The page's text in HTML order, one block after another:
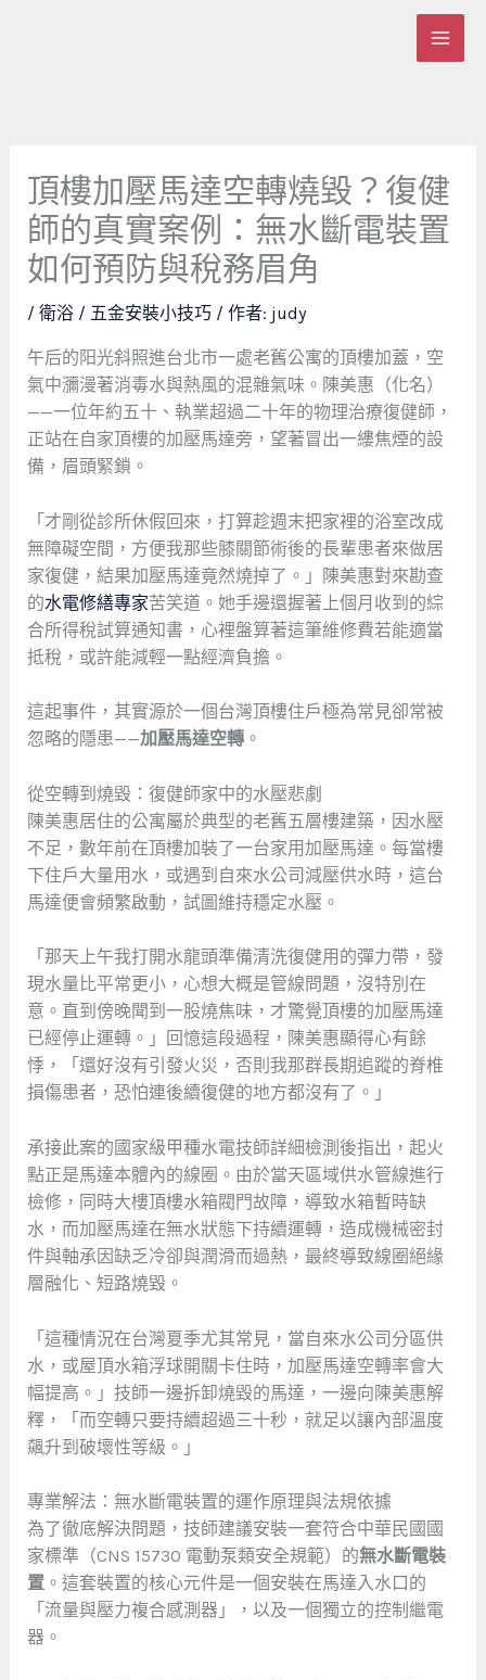
頂樓加壓馬達空轉燒毀？復健
師的真實案例：無水斷電裝置
如何預防與稅務眉角
/ 衛浴 / 五金安裝小技巧/ 作者: judy
午后的阳光斜照進台北市一處老舊公寓的頂樓加蓋，空
氣中瀰漫著消毒水與熱風的混雜氣味。陳美惠（化名）
——一位年約五十、執業超過二十年的物理治療復健師，
正站在自家頂樓的加壓馬達旁，望著冒出一縷焦煙的設
備，眉頭緊鎖。
「才剛從診所休假回來，打算趁週末把家裡的浴室改成
無障礙空間，方便我那些膝關節術後的長輩患者來做居
家復健，結果加壓馬達竟然燒掉了。」陳美惠對來勘查
的水電修繕專家苦笑道。她手邊還握著上個月收到的綜
合所得稅試算通知書，心裡盤算著這筆維修費若能適當
抵稅，或許能減輕一點經濟負擔。
這起事件，其實源於一個台灣頂樓住戶極為常見卻常被
忽略的隱患——加壓馬達空轉。
從空轉到燒毀：復健師家中的水壓悲劇
陳美惠居住的公寓屬於典型的老舊五層樓建築，因水壓
不足，數年前在頂樓加裝了一台家用加壓馬達。每當樓
下住戶大量用水，或遇到自來水公司減壓供水時，這台
馬達便會頻繁啟動，試圖維持穩定水壓。
「那天上午我打開水龍頭準備清洗復健用的彈力帶，發
現水量比平常更小，心想大概是管線問題，沒特別在
意。直到傍晚聞到一股燒焦味，才驚覺頂樓的加壓馬達
已經停止運轉。」回憶這段過程，陳美惠顯得心有餘
悸，「還好沒有引發火災，否則我那群長期追蹤的脊椎
損傷患者，恐怕連後續復健的地方都沒有了。」
承接此案的國家級甲種水電技師詳細檢測後指出，起火
點正是馬達本體內的線圈。由於當天區域供水管線進行
檢修，同時大樓頂樓水箱閥門故障，導致水箱暫時缺
水，而加壓馬達在無水狀態下持續運轉，造成機械密封
件與軸承因缺乏冷卻與潤滑而過熱，最終導致線圈絕緣
層融化、短路燒毀。
「這種情況在台灣夏季尤其常見，當自來水公司分區供
水，或屋頂水箱浮球開關卡住時，加壓馬達空轉率會大
幅提高。」技師一邊拆卸燒毀的馬達，一邊向陳美惠解
釋，「而空轉只要持續超過三十秒，就足以讓內部溫度
飆升到破壞性等級。」
專業解法：無水斷電裝置的運作原理與法規依據
為了徹底解決問題，技師建議安裝一套符合中華民國國
家標準（CNS 15730 電動泵類安全規範）的無水斷電裝
置。這套裝置的核心元件是一個安裝在馬達入水口的
「流量與壓力複合感測器」，以及一個獨立的控制繼電
器。